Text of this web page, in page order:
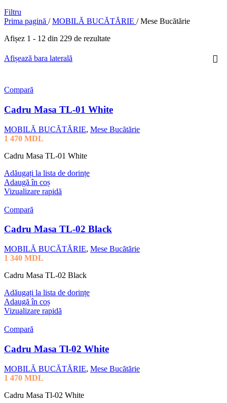
Filtru
Prima pagină / MOBILĂ BUCĂTĂRIE / Mese Bucătărie
Afișez 1 - 12 din 229 de rezultate
Afișează bara laterală
Compară
Cadru Masa TL-01 White
MOBILĂ BUCĂTĂRIE, Mese Bucătărie
1 470 MDL
Cadru Masa TL-01 White
Adăugați la lista de dorințe
Adaugă în coș
Vizualizare rapidă
Compară
Cadru Masa TL-02 Black
MOBILĂ BUCĂTĂRIE, Mese Bucătărie
1 340 MDL
Cadru Masa TL-02 Black
Adăugați la lista de dorințe
Adaugă în coș
Vizualizare rapidă
Compară
Cadru Masa Tl-02 White
MOBILĂ BUCĂTĂRIE, Mese Bucătărie
1 470 MDL
Cadru Masa Tl-02 White